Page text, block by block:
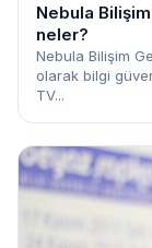
Nebula
neler?
Nebula Bilişim
olarak bilgi
TV...